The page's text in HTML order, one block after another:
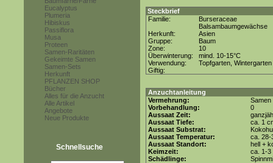
Eucalyptus
Plumeria
Hibiskus
Passiflora
Musa
Proteen
Samen-Raritäten
Gekeimte Samen
Samen-Sets
Herkunft
PFLANZEN SHOP
Bücher
Alles für die Anzucht
Alle Artikel
Angebote
Neue Produkte
Schnellsuche
Steckbrief
Familie:
Burseraceae
Balsambaumgewächse
Herkunft:
Asien
Gruppe:
Baum
Zone:
10
Überwinterung:
mind. 10-15°C
Verwendung:
Topfgarten, Wintergarten
Giftig:
Anzuchtanleitung
Vermehrung:
Samen
Vorbehandlung:
0
Aussaat Zeit:
Aussaat Tiefe:
ca. 1
Aussaat Substrat:
Aussaat Temperatur:
ca. 28-
Aussaat Standort:
hell +
Keimzeit:
ca. 1-3
Schädlinge: